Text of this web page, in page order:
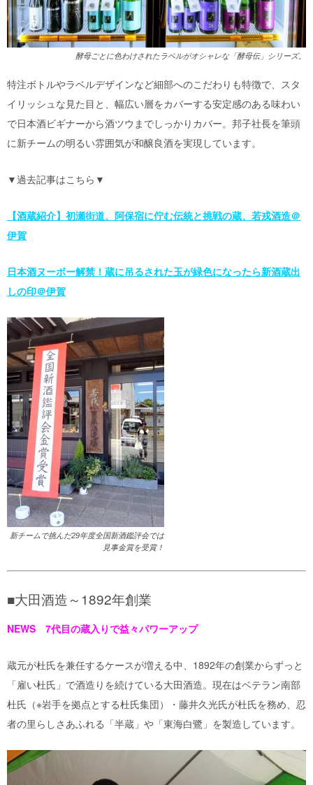
酵母ごとに色わけされたラベルがオシャレな「酵母伝」シリーズ。
特注ボトルやラベルデザインなど細部へのこだわりも特徴で、スタ
イリッシュな見た目と、幅広い層をカバーする安定感のある味わい
で日本酒ビギナーから酒ツウまでしっかりカバー。邦子社長を筆頭
に新チームの明るい雰囲気が和醸良酒を実現しています。
▼過去記事はこちら▼
【酒蔵紹介】初瀬街道、阿保宿に佇む伝統と挑戦の蔵、若戎酒造＠
伊賀
日本酒ヌーボー解禁！蔵に吊るされた玉が緑色になったら新酒蔵出
しの印＠伊賀
新チームで挑んだ29年度全国新酒鑑評会では
見事金賞を受賞！
■大田酒造～1892年創業
NEWS 7代目の蔵入りで益々パワーアップ
蔵元が杜氏を兼任するケースが増える中、1892年の創業からずっと
「雇い杜氏」で酒造りを続けている大田酒造。現在はベテラン南部
杜氏（※岩手を拠点とする杜氏集団）・藤井久光氏が杜氏を務め、忍
者の里らしさあふれる「半蔵」や「東海白鷺」を製造しています。